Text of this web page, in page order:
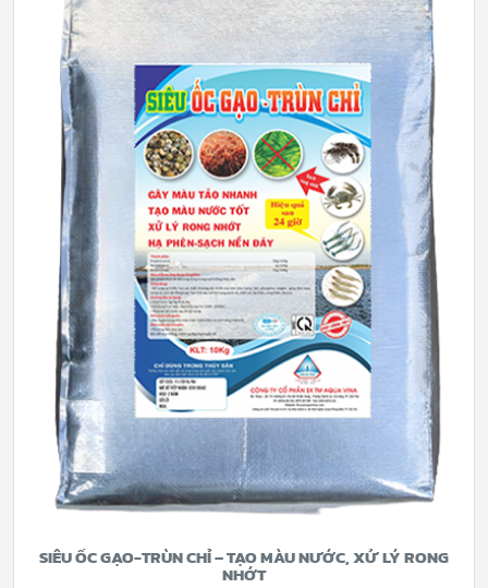
SIÊU ỐC GẠO-TRÙN CHỈ – TẠO MÀU NƯỚC, XỬ LÝ RONG
NHỚT